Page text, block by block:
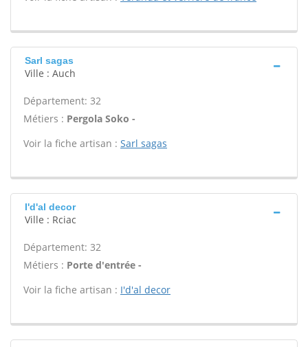
Sarl sagas
Ville : Auch
Département: 32
Métiers : Pergola Soko -
Voir la fiche artisan : Sarl sagas
I'd'al decor
Ville : Rciac
Département: 32
Métiers : Porte d'entrée -
Voir la fiche artisan : I'd'al decor